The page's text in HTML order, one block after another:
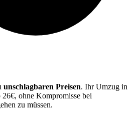
unschlagbaren Preisen. Ihr Umzug in
26€, ohne Kompromisse bei
zu müssen.